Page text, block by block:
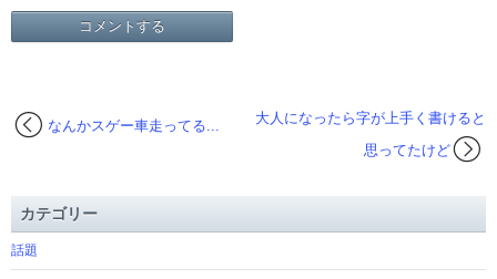
大人になったら字が上手く書けると
思ってたけど
なんかスゲー車走ってる...
カテゴリー
話題